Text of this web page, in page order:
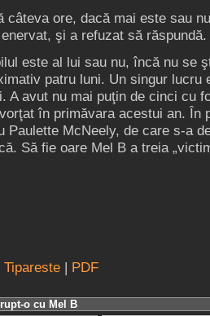
câteva ore, dacă mai este sau
şi a refuzat să răspundă.
este al lui sau nu, încă nu se
patru luni. Un singur lucru
A avut nu mai puţin de cinci cu
în primăvara acestui an. În
Paulette McNeely, de care s-a
Să fie oare Mel B a treia
Tipareste | PDF
o cu Mel B